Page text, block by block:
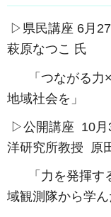
▷県民講座 6月
萩原なつこ 氏
「つながる力×
地域社会を」
▷公開講座 10月
洋研究所教授 原
「力を発揮す
域観測隊から学ん